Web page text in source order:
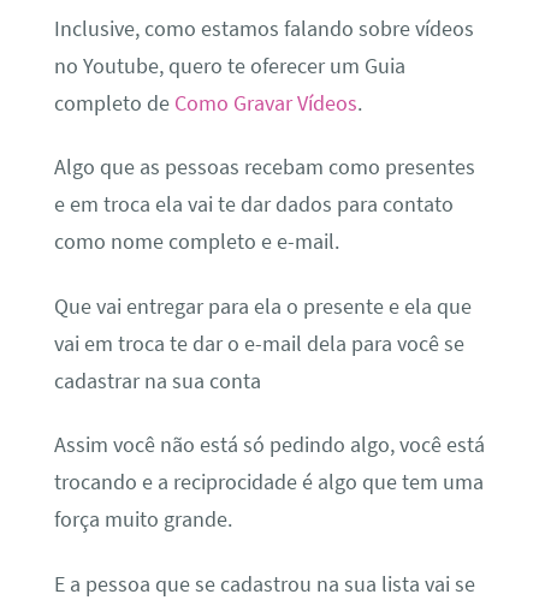
Inclusive, como estamos falando sobre vídeos
no Youtube, quero te oferecer um Guia
completo de Como Gravar Vídeos.
Algo que as pessoas recebam como presentes
e em troca ela vai te dar dados para contato
como nome completo e e-mail.
Que vai entregar para ela o presente e ela que
vai em troca te dar o e-mail dela para você se
cadastrar na sua conta
Assim você não está só pedindo algo, você está
trocando e a reciprocidade é algo que tem uma
força muito grande.
E a pessoa que se cadastrou na sua lista vai se